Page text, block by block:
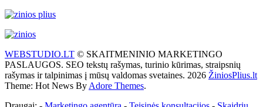
WEBSTUDIO.LT © SKAITMENINIO MARKETINGO
PASLAUGOS. SEO tekstų rašymas, turinio kūrimas, straipsnių
rašymas ir talpinimas į mūsų valdomas svetaines. 2026 ŽiniosPlius.lt
Theme: Hot News By Adore Themes.